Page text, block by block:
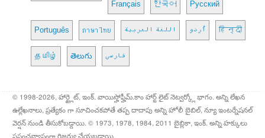
Français 한국어 Русский
Português ภาษาไทย اللغة العربية اُردو हिन्दी
தமிழ் తెలుగు فارسی
© 1998-2026, హార్ట్లైట్, ఇంక్. వాయిస్హోఫ్హీమ్.కాం హార్ట్ లైట్ నెట్వర్క్లో భాగం. అన్ని లేఖన
ఉల్లేఖనాలు, ప్రత్యేకం గా సూచించకపోతే తప్ప దాదాపు అన్ని హోలీ బైబిల్, న్యూ ఇంటర్నేషనల్
వెర్షన్ నుండి తీసుకోబడ్డాయి. © 1973, 1978, 1984, 2011 బైబ్లికా, ఇంక్. అన్ని హక్కులు
ప్రపంచవ్యాప్తంగా రిజర్వు చేయబడ్డాయి.